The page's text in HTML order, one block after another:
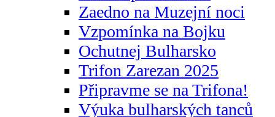
Zaedno na Muzejní noci
Vzpomínka na Bojku
Ochutnej Bulharsko
Trifon Zarezan 2025
Připravme se na Trifona!
Výuka bulharských tanců